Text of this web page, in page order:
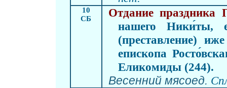
10
СБ
Отдание праздника
нашего Ники́ты,
(преставление)
епископа
Еликомиды (244).
Весенний мясоед.